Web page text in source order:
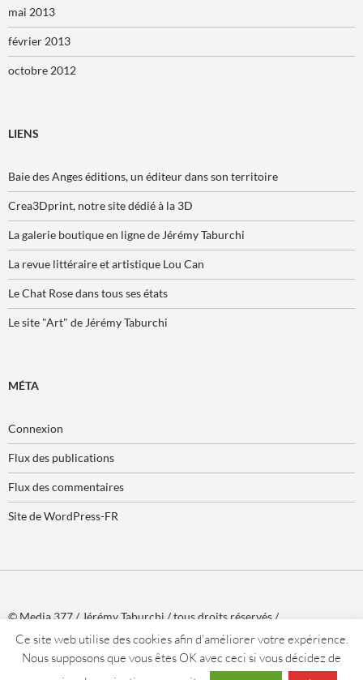
mai 2013
février 2013
octobre 2012
LIENS
Baie des Anges éditions, un éditeur dans son territoire
Crea3Dprint, notre site dédié à la 3D
La galerie boutique en ligne de Jérémy Taburchi
La revue littéraire et artistique Lou Can
Le Chat Rose dans tous ses états
Le site "Art" de Jérémy Taburchi
MÉTA
Connexion
Flux des publications
Flux des commentaires
Site de WordPress-FR
© Media 377 / Jérémy Taburchi / tous droits réservés /
Ce site web utilise des cookies afin d'améliorer votre expérience.
Nous supposons que vous êtes OK avec ceci si vous décidez de